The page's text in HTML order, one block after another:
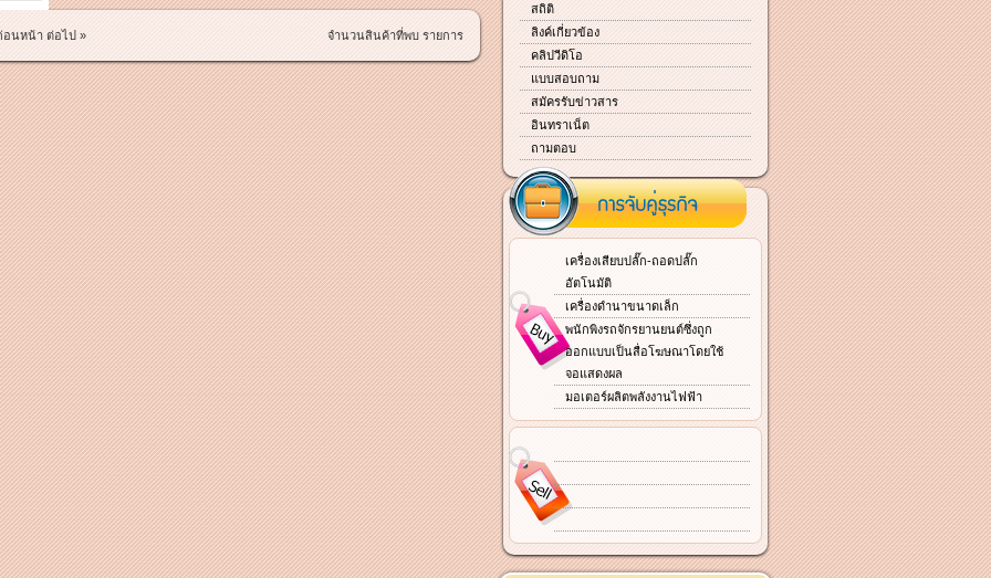
จำนวนสินค้าที่พบ รายการ
อนหน้า ต่อไป »
สถิติ
ลิงค์เกี่ยวข้อง
คลิปวีดิโอ
แบบสอบถาม
สมัครรับข่าวสาร
อินทราเน็ต
ถามตอบ
เครื่องเสียบปลั๊ก-ถอดปลั๊ก
อัตโนมัติ
เครื่องดำนาขนาดเล็ก
พนักพิงรถจักรยานยนต์ซึ่งถูก
ออกแบบเป็นสื่อโฆษณาโดยใช้
จอแสดงผล
มอเตอร์ผลิตพลังงานไฟฟ้า